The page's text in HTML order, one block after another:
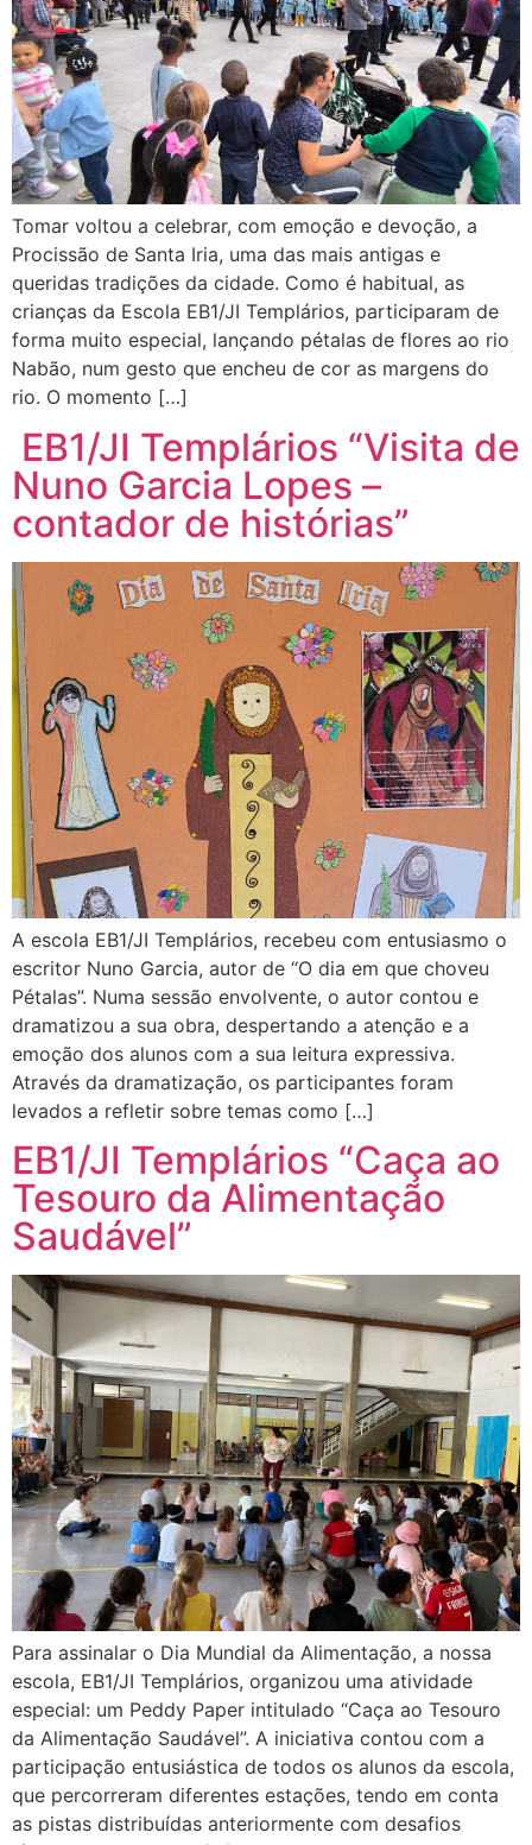
Tomar voltou a celebrar, com emoção e devoção, a
Procissão de Santa Iria, uma das mais antigas e
queridas tradições da cidade. Como é habitual, as
crianças da Escola EB1/JI Templários, participaram de
forma muito especial, lançando pétalas de flores ao rio
Nabão, num gesto que encheu de cor as margens do
rio. O momento […]
EB1/JI Templários “Visita de
Nuno Garcia Lopes –
contador de histórias”
A escola EB1/JI Templários, recebeu com entusiasmo o
escritor Nuno Garcia, autor de “O dia em que choveu
Pétalas”. Numa sessão envolvente, o autor contou e
dramatizou a sua obra, despertando a atenção e a
emoção dos alunos com a sua leitura expressiva.
Através da dramatização, os participantes foram
levados a refletir sobre temas como […]
EB1/JI Templários “Caça ao
Tesouro da Alimentação
Saudável”
Para assinalar o Dia Mundial da Alimentação, a nossa
escola, EB1/JI Templários, organizou uma atividade
especial: um Peddy Paper intitulado “Caça ao Tesouro
da Alimentação Saudável”. A iniciativa contou com a
participação entusiástica de todos os alunos da escola,
que percorreram diferentes estações, tendo em conta
as pistas distribuídas anteriormente com desafios